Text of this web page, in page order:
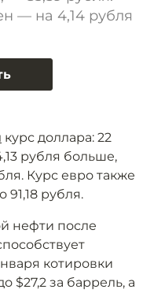
— на 4,14 рубля
курс доллара: 22
рубля больше,
Курс евро также
рубля.
нефти после
котировки
$27,2 за баррель, а